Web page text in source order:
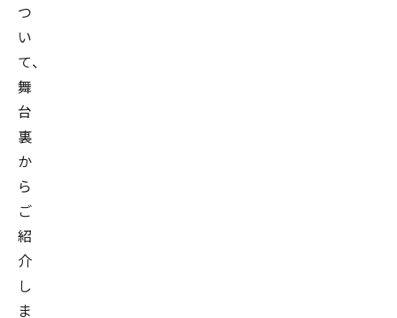
つ
い
て、
舞
台
裏
か
ら
ご
紹
介
し
ま